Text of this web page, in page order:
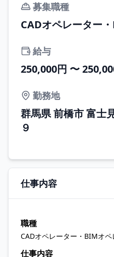
募集職種
CADオペレーター
給与
250,000円 〜
勤務地
群馬県 前橋市 富士
９
仕事内容
職種
CADオペレーター・BIMオペ
仕事内容